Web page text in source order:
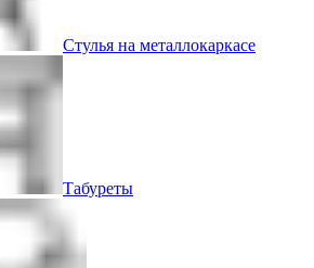
Стулья на металлокаркасе
Табуреты